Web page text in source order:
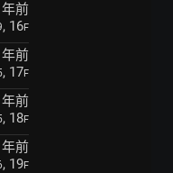
年前
, 16F
年前
, 17F
年前
, 18F
年前
, 19F